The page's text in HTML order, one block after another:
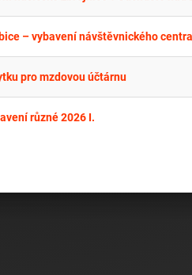
– vybavení návštěvnického centra
pro mzdovou účtárnu
různé 2026 I.